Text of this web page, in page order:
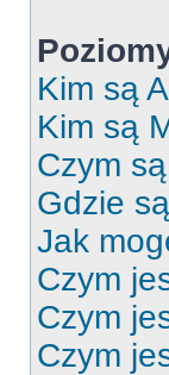
Kim są
Kim są
Czym
Gdzie
Jak
Czym
Czym
Czym